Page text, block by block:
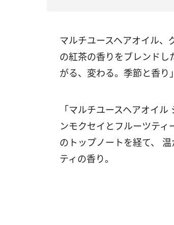
マルチユースヘアオイル、
の紅茶の香りをブレンド
がる、変わる。季節と香り
「マルチユースヘアオ
ンモクセイとフルーツテ
のトップノートを経て、
ティの香り。